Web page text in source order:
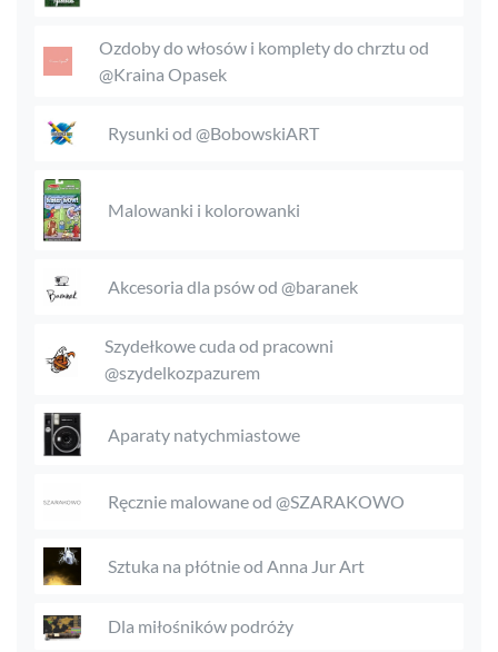
Ozdoby do włosów i komplety do chrztu od
@Kraina Opasek
Rysunki od @BobowskiART
Malowanki i kolorowanki
Akcesoria dla psów od @baranek
Szydełkowe cuda od pracowni
@szydelkozpazurem
Aparaty natychmiastowe
Ręcznie malowane od @SZARAKOWO
Sztuka na płótnie od Anna Jur Art
Dla miłośników podróży